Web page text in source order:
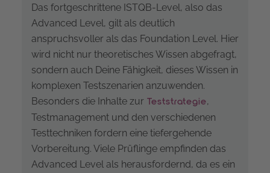
Das fortgeschrittene ISTQB-Level, also das
Advanced Level, gilt als deutlich
anspruchsvoller als das Foundation Level. Hier
wird nicht nur theoretisches Wissen abgefragt,
sondern auch Deine Fähigkeit, dieses Wissen in
komplexen Testszenarien anzuwenden.
Besonders die Inhalte zur Teststrategie,
Testmanagement und den verschiedenen
Testtechniken fordern eine tiefergehende
Vorbereitung. Viele Prüflinge empfinden das
Advanced Level als herausfordernd, da es ein